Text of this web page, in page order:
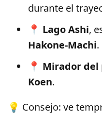
durante el
📍 Lago Ashi,
Hakone-Machi.
📍 Mirador del
Koen.
💡 Consejo: ve